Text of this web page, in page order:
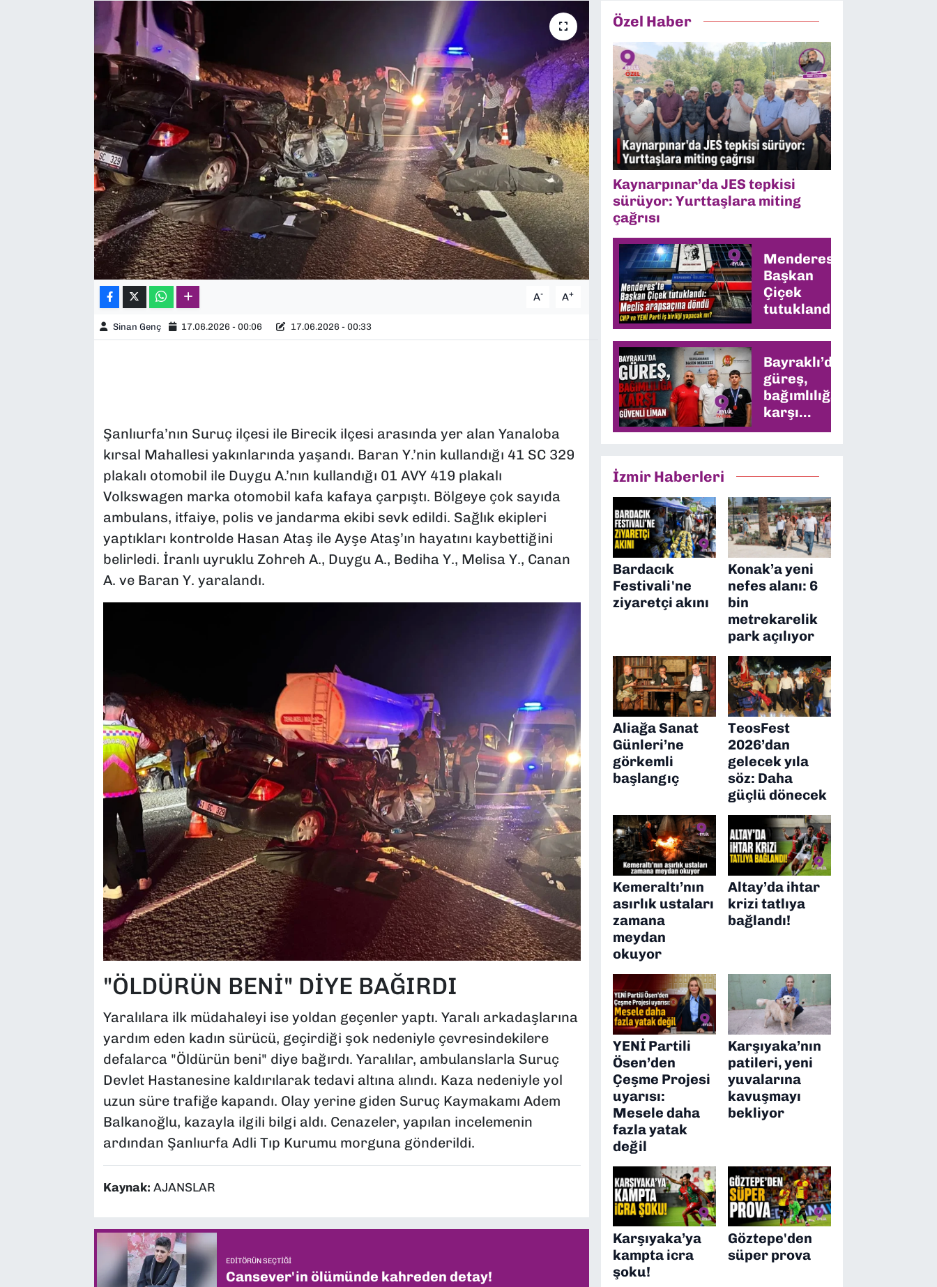
A- A+
Sinan Genç 17.06.2026 - 00:06 17.06.2026 - 00:33
Şanlıurfa’nın Suruç ilçesi ile Birecik ilçesi arasında yer alan Yanaloba
kırsal Mahallesi yakınlarında yaşandı. Baran Y.’nin kullandığı 41 SC 329
plakalı otomobil ile Duygu A.’nın kullandığı 01 AVY 419 plakalı
Volkswagen marka otomobil kafa kafaya çarpıştı. Bölgeye çok sayıda
ambulans, itfaiye, polis ve jandarma ekibi sevk edildi. Sağlık ekipleri
yaptıkları kontrolde Hasan Ataş ile Ayşe Ataş’ın hayatını kaybettiğini
belirledi. İranlı uyruklu Zohreh A., Duygu A., Bediha Y., Melisa Y., Canan
A. ve Baran Y. yaralandı.
"ÖLDÜRÜN BENİ" DİYE BAĞIRDI
Yaralılara ilk müdahaleyi ise yoldan geçenler yaptı. Yaralı arkadaşlarına
yardım eden kadın sürücü, geçirdiği şok nedeniyle çevresindekilere
defalarca "Öldürün beni" diye bağırdı. Yaralılar, ambulanslarla Suruç
Devlet Hastanesine kaldırılarak tedavi altına alındı. Kaza nedeniyle yol
uzun süre trafiğe kapandı. Olay yerine giden Suruç Kaymakamı Adem
Balkanoğlu, kazayla ilgili bilgi aldı. Cenazeler, yapılan incelemenin
ardından Şanlıurfa Adli Tıp Kurumu morguna gönderildi.
Kaynak: AJANSLAR
EDITÖRÜN SEÇTIĞI
Cansever'in ölümünde kahreden detay!
Özel Haber
Kaynarpınar’da JES tepkisi
sürüyor: Yurttaşlara miting
çağrısı
Menderes’te
Başkan
Çiçek
tutuklandı:
CHP ve YENİ
Parti iş
birliği
yapacak mı?
Bayraklı’da
güreş,
bağımlılığa
karşı
güvenli
İzmir Haberleri
Bardacık
Festivali'ne
ziyaretçi akını
Konak’a yeni
nefes alanı: 6
bin
metrekarelik
park açılıyor
Aliağa Sanat
Günleri’ne
görkemli
başlangıç
TeosFest
2026’dan
gelecek yıla
söz: Daha
güçlü dönecek
Kemeraltı’nın
asırlık ustaları
zamana
meydan
okuyor
Altay’da ihtar
krizi tatlıya
bağlandı!
YENİ Partili
Ösen’den
Çeşme Projesi
uyarısı:
Mesele daha
fazla yatak
değil
Karşıyaka’nın
patileri, yeni
yuvalarına
kavuşmayı
bekliyor
Karşıyaka’ya
kampta icra
şoku!
Göztepe'den
süper prova
TEKNOLOJİ
YEREL YÖNETİMLER